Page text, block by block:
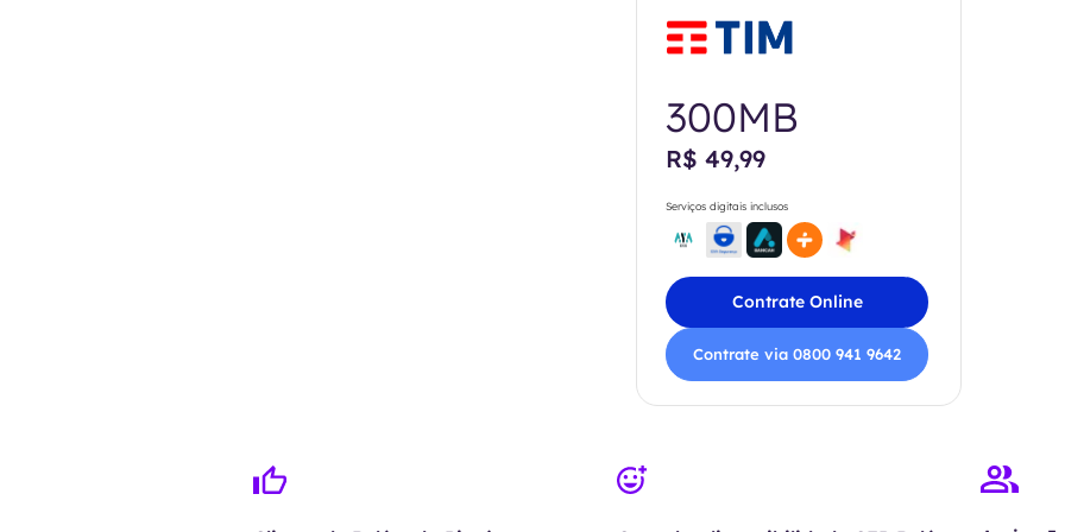
300MB
R$ 49,99
Serviços digitais inclusos
Contrate Online
Contrate via 0800 941 9642